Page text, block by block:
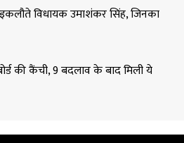
विधायक उमाशंकर सिंह, जिनका
की कैंची, 9 बदलाव के बाद मिली ये